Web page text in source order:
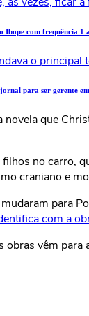
Ibope com frequência 1
para ser gerente
que
no carro,
craniano e
para
com a
obras vêm para